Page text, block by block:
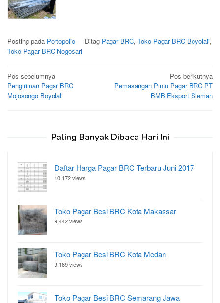
Posting pada Portopolio Ditag Pagar BRC, Toko Pagar BRC Boyolali,
Toko Pagar BRC Nogosari
Navigasi
pos
Pos sebelumnya
Pengiriman Pagar BRC
Mojosongo Boyolali
Pos berikutnya
Pemasangan Pintu Pagar BRC PT
BMB Eksport Sleman
Paling Banyak Dibaca Hari Ini
Daftar Harga Pagar BRC Terbaru Juni 2017
10,172 views
Toko Pagar Besi BRC Kota Makassar
9,442 views
Toko Pagar Besi BRC Kota Medan
9,189 views
Toko Pagar Besi BRC Semarang Jawa